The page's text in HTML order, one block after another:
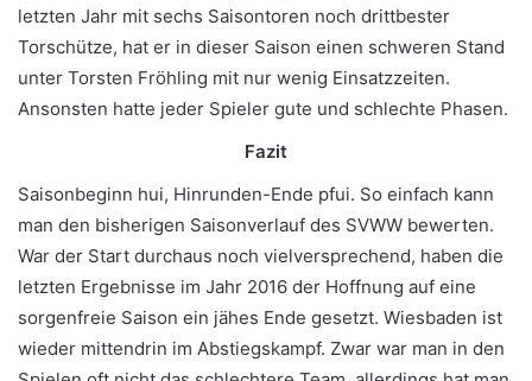
letzten Jahr mit sechs Saisontoren noch drittbester
Torschütze, hat er in dieser Saison einen schweren Stand
unter Torsten Fröhling mit nur wenig Einsatzzeiten.
Ansonsten hatte jeder Spieler gute und schlechte Phasen.
Fazit
Saisonbeginn hui, Hinrunden-Ende pfui. So einfach kann
man den bisherigen Saisonverlauf des SVWW bewerten.
War der Start durchaus noch vielversprechend, haben die
letzten Ergebnisse im Jahr 2016 der Hoffnung auf eine
sorgenfreie Saison ein jähes Ende gesetzt. Wiesbaden ist
wieder mittendrin im Abstiegskampf. Zwar war man in den